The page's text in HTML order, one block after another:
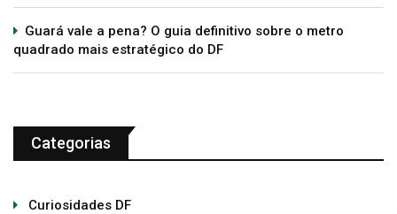
Guará vale a pena? O guia definitivo sobre o metro
quadrado mais estratégico do DF
Categorias
Curiosidades DF